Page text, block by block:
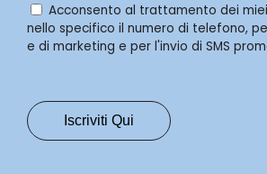
Acconsento al trattamento dei
nello specifico il numero di telefono,
e di marketing e per l'invio di SMS